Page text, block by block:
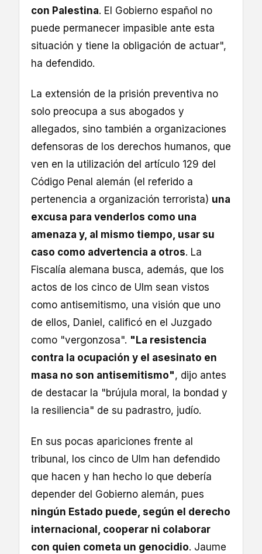
con Palestina. El Gobierno español no
puede permanecer impasible ante esta
situación y tiene la obligación de actuar",
ha defendido.
La extensión de la prisión preventiva no
solo preocupa a sus abogados y
allegados, sino también a organizaciones
defensoras de los derechos humanos, que
ven en la utilización del artículo 129 del
Código Penal alemán (el referido a
pertenencia a organización terrorista) una
excusa para venderlos como una
amenaza y, al mismo tiempo, usar su
caso como advertencia a otros. La
Fiscalía alemana busca, además, que los
actos de los cinco de Ulm sean vistos
como antisemitismo, una visión que uno
de ellos, Daniel, calificó en el Juzgado
como "vergonzosa". "La resistencia
contra la ocupación y el asesinato en
masa no son antisemitismo", dijo antes
de destacar la "brújula moral, la bondad y
la resiliencia" de su padrastro, judío.
En sus pocas apariciones frente al
tribunal, los cinco de Ulm han defendido
que hacen y han hecho lo que debería
depender del Gobierno alemán, pues
ningún Estado puede, según el derecho
internacional, cooperar ni colaborar
con quien cometa un genocidio. Jaume